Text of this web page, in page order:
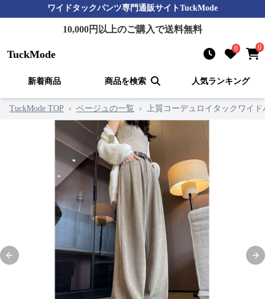
ワイドタックパンツ専門通販サイトTuckMode
10,000円以上のご購入で送料無料
TuckMode 0 0
新着商品 商品を検索 人気ランキング
TuckMode TOP › ベージュの一覧 › 上質コーデュロイタックワイド
Previous slide